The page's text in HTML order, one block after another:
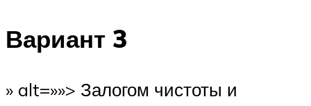
Вариант 3
» alt=»»> Залогом чистоты и